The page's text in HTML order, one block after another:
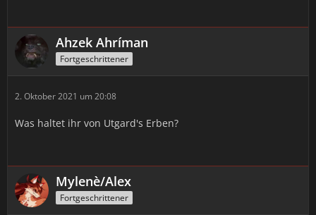
eigenes Haus zu kaufen. Doch auch das ist ein Fehler.
Wie macht ihr es besser?
erstes Eigenheim besitzen. Das solltet ihr aus den
folgenden Gründen tun:
Jedes Haus bietet eine Reisemöglichkeit. Je nach
Größe liegt der Cooldown bei 2 bis 4 Stunden.
Dieser kann jedoch durch Azoth zurückgesetzt
Ihr bekommt über Trophäen Buffs, die euch im
Spiel helfen.
Ihr gewinnt zusätzlichen Stauraum.
Ahzek Ahríman
Fortgeschrittener
2. Oktober 2021 um 20:08
Was haltet ihr von Utgard's Erben?
Mylenè/Alex
Fortgeschrittener